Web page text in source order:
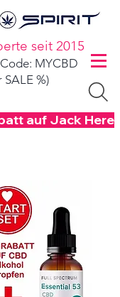
seit 2015
MYCBD
SALE %)
auf Jack